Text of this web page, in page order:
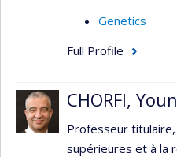
Genetics
Full Profile
CHORFI,
Professeur
supérieures et à la